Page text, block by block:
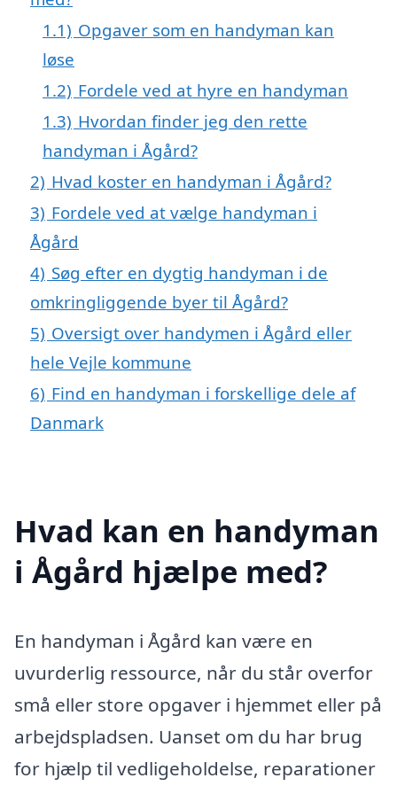
1.1) Opgaver som en handyman kan
løse
1.2) Fordele ved at hyre en handyman
1.3) Hvordan finder jeg den rette
handyman i Ågård?
2) Hvad koster en handyman i Ågård?
3) Fordele ved at vælge handyman i
Ågård
4) Søg efter en dygtig handyman i de
omkringliggende byer til Ågård?
5) Oversigt over handymen i Ågård eller
hele Vejle kommune
6) Find en handyman i forskellige dele af
Danmark
Hvad kan en handyman
i Ågård hjælpe med?
En handyman i Ågård kan være en
uvurderlig ressource, når du står overfor
små eller store opgaver i hjemmet eller på
arbejdspladsen. Uanset om du har brug
for hjælp til vedligeholdelse, reparationer